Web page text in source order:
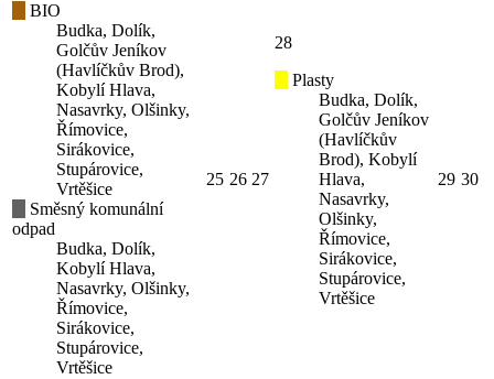
BIO
Budka, Dolík,
Golčův Jeníkov
(Havlíčkův Brod),
Kobylí Hlava,
Nasavrky, Olšinky,
Římovice,
Sirákovice,
Stupárovice,
Vrtěšice
Směsný komunální
odpad
Budka, Dolík,
Kobylí Hlava,
Nasavrky, Olšinky,
Římovice,
Sirákovice,
Stupárovice,
Vrtěšice
25 26 27
28
Plasty
Budka, Dolík,
Golčův Jeníkov
(Havlíčkův
Brod), Kobylí
Hlava,
Nasavrky,
Olšinky,
Římovice,
Sirákovice,
Stupárovice,
Vrtěšice
29 30